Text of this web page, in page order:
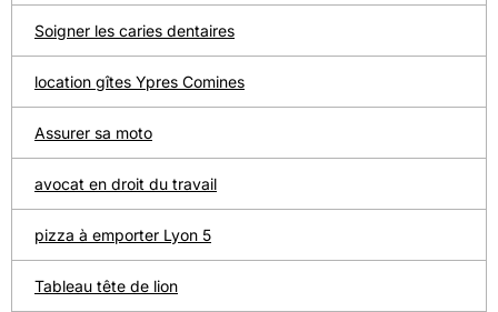
Soigner les caries dentaires
location gîtes Ypres Comines
Assurer sa moto
avocat en droit du travail
pizza à emporter Lyon 5
Tableau tête de lion